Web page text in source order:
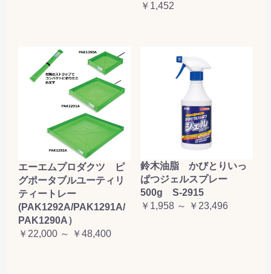
￥1,452
エーエムプロダクツ ピ
グポータブルユーティリ
ティートレー
(PAK1292A/PAK1291A/
PAK1290A）
￥22,000 ～ ￥48,400
鈴木油脂 かびとりいっ
ぱつジェルスプレー
500g S-2915
￥1,958 ～ ￥23,496